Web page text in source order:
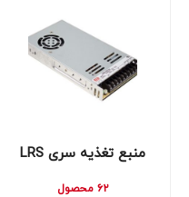
منبع تغذیه سری LRS
۶۲ محصول